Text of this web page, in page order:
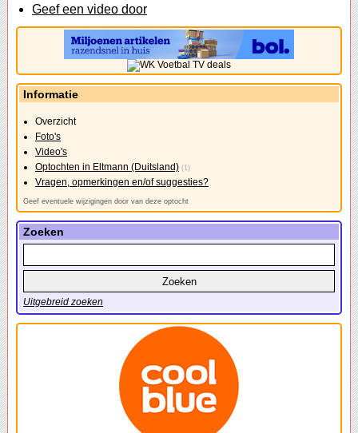
Geef een video door
Informatie
Overzicht
Foto's
Video's
Optochten in Eltmann (Duitsland) (1)
Vragen, opmerkingen en/of suggesties?
Geef eventuele wijzigingen door van deze optocht
Zoeken
Uitgebreid zoeken